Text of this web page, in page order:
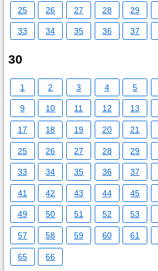
25 26 27 28 29
33 34 35 36 37
30
1 2 3 4 5
9 10 11 12 13
17 18 19 20 21
25 26 27 28 29
33 34 35 36 37
41 42 43 44 45
49 50 51 52 53
57 58 59 60 61
65 66